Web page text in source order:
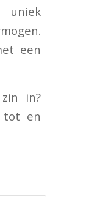
een
in?
tot en